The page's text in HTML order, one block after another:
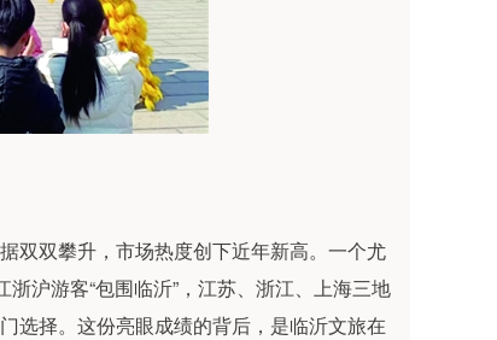
双双攀升，市场热度创下近年新高。一个尤
沪游客“包围临沂”，江苏、浙江、上海三地
选择。这份亮眼成绩的背后，是临沂文旅在